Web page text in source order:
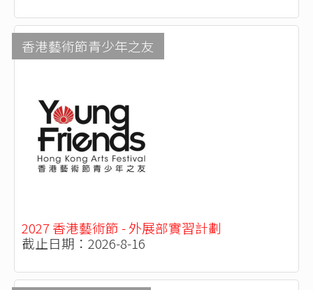
香港藝術節青少年之友
2027 香港藝術節 - 外展部實習計劃
截止日期：2026-8-16